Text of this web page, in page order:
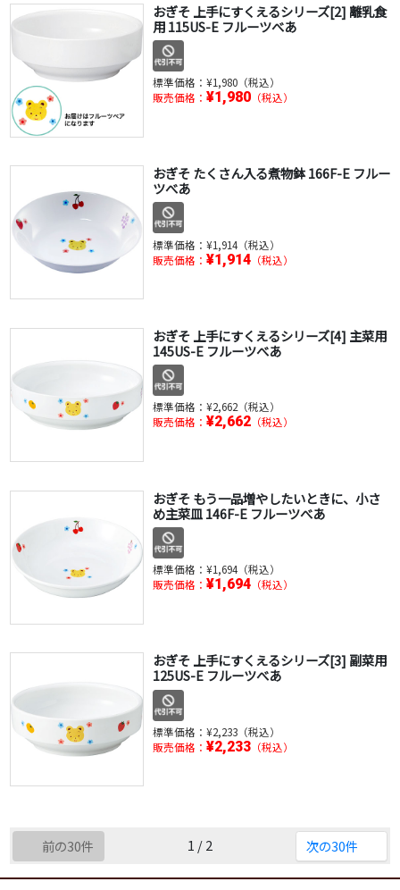
おぎそ 上手にすくえるシリーズ[2] 離乳食
用 115US-E フルーツべあ
標準価格： ¥1,980（税込）
販売価格： ¥1,980（税込）
おぎそ たくさん入る煮物鉢 166F-E フルー
ツべあ
標準価格： ¥1,914（税込）
販売価格： ¥1,914（税込）
おぎそ 上手にすくえるシリーズ[4] 主菜用
145US-E フルーツべあ
標準価格： ¥2,662（税込）
販売価格： ¥2,662（税込）
おぎそ もう一品増やしたいときに、小さ
め主菜皿 146F-E フルーツべあ
標準価格： ¥1,694（税込）
販売価格： ¥1,694（税込）
おぎそ 上手にすくえるシリーズ[3] 副菜用
125US-E フルーツべあ
標準価格： ¥2,233（税込）
販売価格： ¥2,233（税込）
前の30件 1 / 2 次の30件